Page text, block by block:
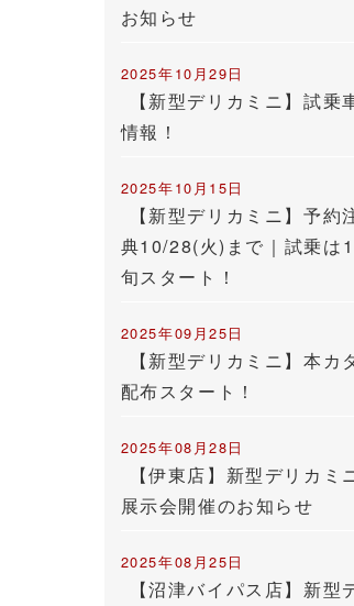
お知らせ
2025年10月29日
【新型デリカミニ】試乗
情報！
2025年10月15日
【新型デリカミニ】予約
典10/28(火)まで｜試乗は
旬スタート！
2025年09月25日
【新型デリカミニ】本カ
配布スタート！
2025年08月28日
【伊東店】新型デリカミ
展示会開催のお知らせ
2025年08月25日
【沼津バイパス店】新型